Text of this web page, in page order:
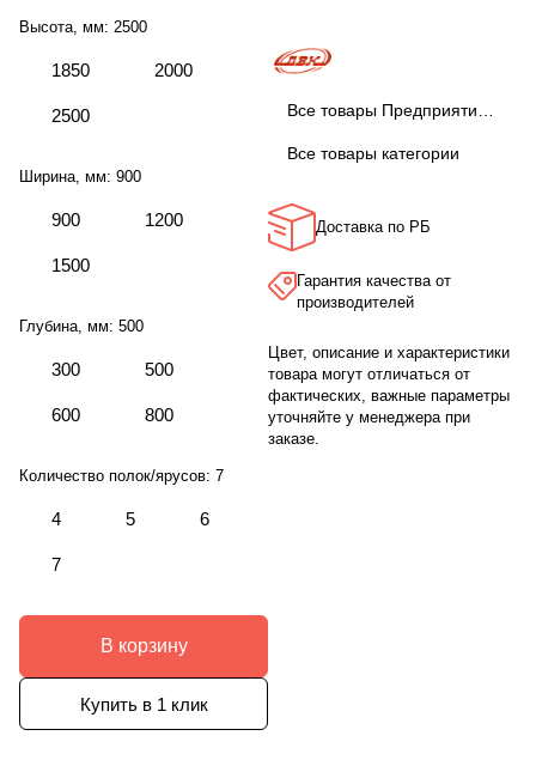
Высота, мм: 2500
1850 2000
2500
Ширина, мм: 900
900 1200
1500
Глубина, мм: 500
300 500
600 800
Количество полок/ярусов: 7
4 5 6
7
В корзину
Купить в 1 клик
Все товары Предприятие ДВК
Все товары категории
Доставка по РБ
Гарантия качества от
производителей
Цвет, описание и характеристики
товара могут отличаться от
фактических, важные параметры
уточняйте у менеджера при
заказе.